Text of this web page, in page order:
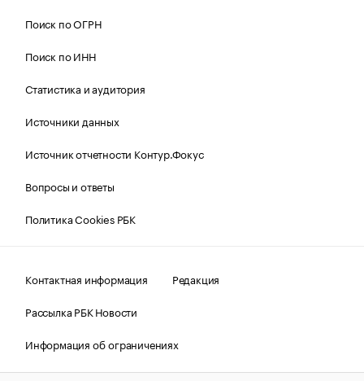
Поиск по ОГРН
Поиск по ИНН
Статистика и аудитория
Источники данных
Источник отчетности Контур.Фокус
Вопросы и ответы
Политика Cookies РБК
Контактная информация
Редакция
Рассылка РБК Новости
Информация об ограничениях
Правовая информация
О соблюдении авторских прав